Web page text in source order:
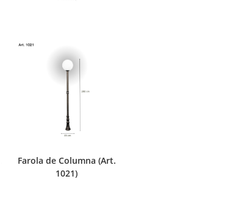
Farola de Columna (Art.
1021)